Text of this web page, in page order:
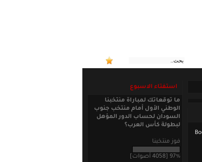
استفتاء الاسبوع
ما توقعاتك لمباراة منتخبنا
الوطني الأول أمام منتخب جنوب
السودان لحساب الدور المؤهل
لبطولة كأس العرب؟
فوز منتخبنا
97% [4058 أصوات]